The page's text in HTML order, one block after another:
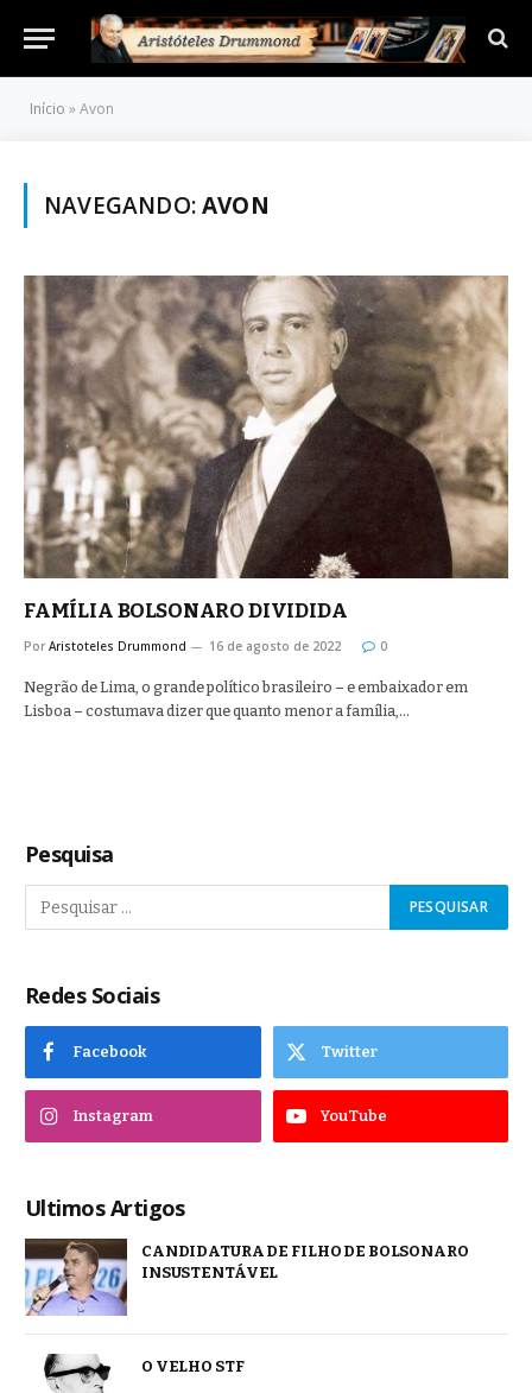
Início »Avon
NAVEGANDO:AVON
FAMÍLIA BOLSONARO DIVIDIDA
Por Aristoteles Drummond 16 de agosto de 2022 0
Negrão de Lima, o grande político brasileiro – e embaixador em
Lisboa – costumava dizer que quanto menor a família,…
Pesquisa
Redes Sociais
Facebook Twitter
Instagram YouTube
Ultimos Artigos
CANDIDATURA DE FILHO DE BOLSONARO
INSUSTENTÁVEL
O VELHO STF